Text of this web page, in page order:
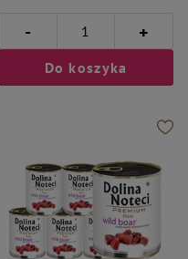
- +
Do koszyka